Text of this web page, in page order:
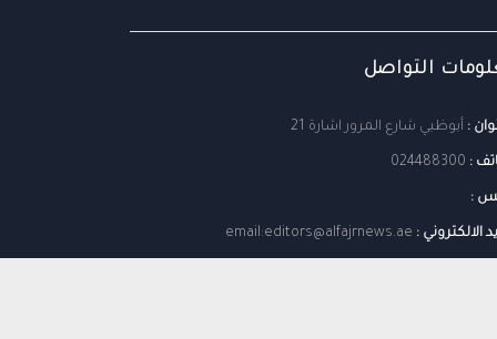
التواصل
: أبوظبي شارع المرور اشارة 21
:
024488300
:
الالكتروني : email:editors@alfajrnews.ae